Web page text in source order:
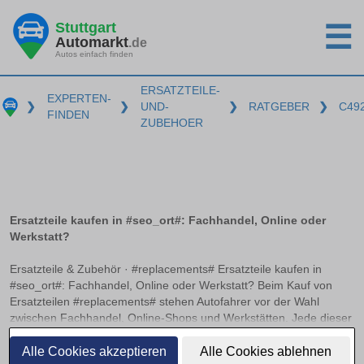
Alle Cookies akzeptieren Alle Cookies ablehnen
Stuttgart
Automarkt.de
Autos einfach finden ☰
❯
EXPERTEN-
FINDEN
❯
ERSATZTEILE-
UND-
ZUBEHOER
❯ RATGEBER ❯
Ersatzteile kaufen in #seo_ort#: Fachhandel, Online oder
Werkstatt?
Ersatzteile & Zubehör · #replacements# Ersatzteile kaufen in
#seo_ort#: Fachhandel, Online oder Werkstatt? Beim Kauf von
Ersatzteilen #replacements# stehen Autofahrer vor der Wahl
zwischen Fachhandel, Online-Shops und Werkstätten. Jede dieser
Bezugsquellen hat ihre Vorzüge und Herausforderungen. Worauf
es beim Online-Kauf von Kfz-Teilen zu achten gilt und wann sich
weiterlesen